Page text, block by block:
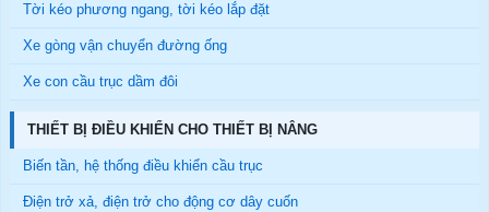
Tời kéo phương ngang, tời kéo lắp đặt
Xe gòng vận chuyển đường ống
Xe con cầu trục dầm đôi
THIẾT BỊ ĐIỀU KHIỂN CHO THIẾT BỊ NÂNG
Biến tần, hệ thống điều khiển cầu trục
Điện trở xả, điện trở cho động cơ dây cuốn